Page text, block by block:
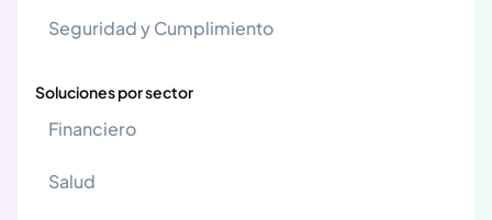
Seguridad y Cumplimiento
Soluciones por sector
Financiero
Salud